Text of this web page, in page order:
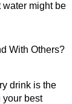
might be
With Others?
drink is the
your best